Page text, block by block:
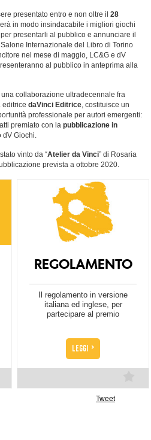
presentato entro e non oltre il 28
in modo insindacabile i migliori giochi
presentarli al pubblico e annunciare il
Internazionale del Libro di Torino
nel mese di maggio, LC&G e dV
al pubblico in anteprima alla
collaborazione ultradecennale fra
editrice daVinci Editrice , costituisce un
professionale per autori emergenti:
premiato con la pubblicazione in
Giochi.
vinto da “Atelier da Vinci” di Rosaria
prevista a ottobre 2020.
REGOLAMENTO
Il regolamento in versione
italiana ed inglese, per
partecipare al premio
LEGGI >
Tweet